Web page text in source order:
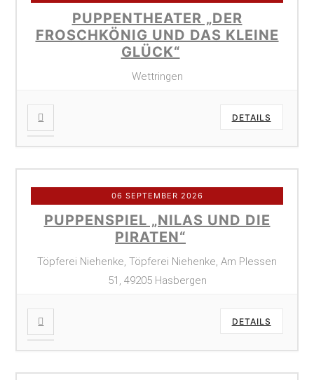
PUPPENTHEATER „DER
FROSCHKÖNIG UND DAS KLEINE
GLÜCK“
Wettringen
DETAILS
06 SEPTEMBER 2026
PUPPENSPIEL „NILAS UND DIE
PIRATEN“
Töpferei Niehenke, Töpferei Niehenke, Am Plessen
51, 49205 Hasbergen
DETAILS